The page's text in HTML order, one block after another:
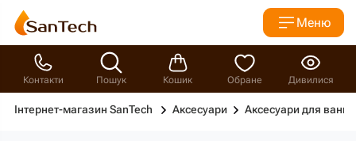
Меню
Контакти Пошук Кошик Обране Дивилися
Інтернет-магазин SanTech Аксесуари Аксесуари для